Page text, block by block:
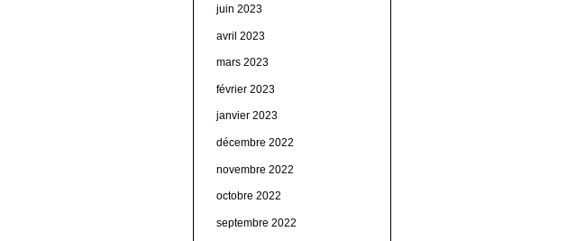
juin 2023
avril 2023
mars 2023
février 2023
janvier 2023
décembre 2022
novembre 2022
octobre 2022
septembre 2022